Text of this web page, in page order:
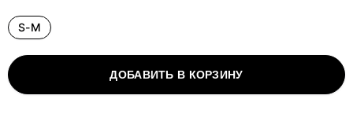
S-M
ДОБАВИТЬ В КОРЗИНУ